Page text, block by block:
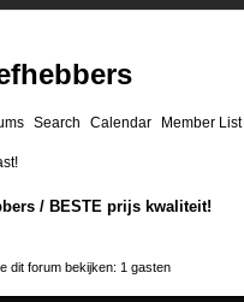
Search Calendar Member List
/ BESTE prijs kwaliteit!
dit forum bekijken: 1 gasten